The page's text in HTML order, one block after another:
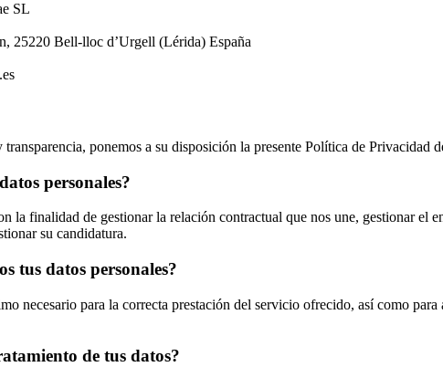
SL
25220 Bell-lloc d’Urgell (Lérida) España
ponemos a su disposición la presente Política de Privacidad
personales?
la finalidad de gestionar la relación contractual que nos une, gestionar el
su candidatura.
tus datos personales?
necesario para la correcta prestación del servicio ofrecido, así como
de tus datos?